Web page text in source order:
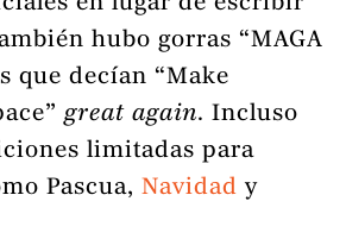
en lugar de escribir
hubo gorras “MAGA
que decían “Make
great again. Incluso
limitadas para
Pascua, Navidad y